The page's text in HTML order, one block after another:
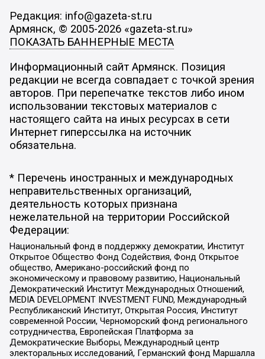
Редакция: info@gazeta-st.ru
Армянск, © 2005-2026 «gazeta-st.ru»
ПОКАЗАТЬ БАННЕРНЫЕ МЕСТА
Информационный сайт Армянск. Позиция
редакции не всегда совпадает с точкой зрения
авторов. При перепечатке текстов либо ином
использовании текстовых материалов с
настоящего сайта на иных ресурсах в сети
Интернет гиперссылка на источник
обязательна.
* Перечень иностранных и международных
неправительственных организаций,
деятельность которых признана
нежелательной на территории Российской
Федерации:
Национальный фонд в поддержку демократии, Институт
Открытое Общество Фонд Содействия, Фонд Открытое
общество, Американо-российский фонд по
экономическому и правовому развитию, Национальный
Демократический Институт Международных Отношений,
MEDIA DEVELOPMENT INVESTMENT FUND, Международный
Республиканский Институт, Открытая Россия, Институт
современной России, Черноморский фонд регионального
сотрудничества, Европейская Платформа за
Демократические Выборы, Международный центр
электоральных исследований, Германский фонд Маршалла